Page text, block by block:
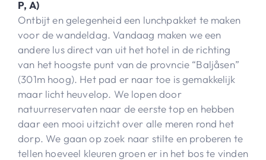
P, A)
Ontbijt en gelegenheid een lunchpakket te maken
voor de wandeldag. Vandaag maken we een
andere lus direct van uit het hotel in de richting
van het hoogste punt van de provncie “Baljåsen”
(301m hoog). Het pad er naar toe is gemakkelijk
maar licht heuvelop. We lopen door
natuurreservaten naar de eerste top en hebben
daar een mooi uitzicht over alle meren rond het
dorp. We gaan op zoek naar stilte en proberen te
tellen hoeveel kleuren groen er in het bos te vinden